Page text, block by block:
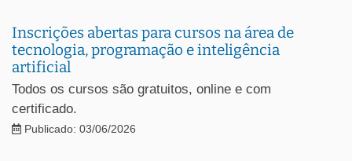
Inscrições abertas para cursos na área de
tecnologia, programação e inteligência
artificial
Todos os cursos são gratuitos, online e com
certificado.
Publicado: 03/06/2026